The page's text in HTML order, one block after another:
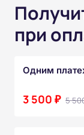
при
Одним
3 500 ₽ 5